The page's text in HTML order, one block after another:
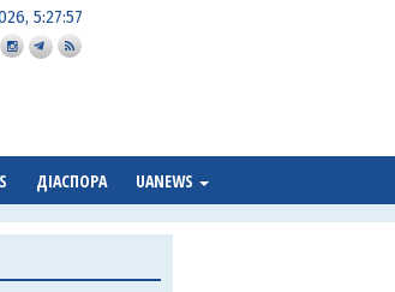
5:27:58
ДІАСПОРА UANEWS